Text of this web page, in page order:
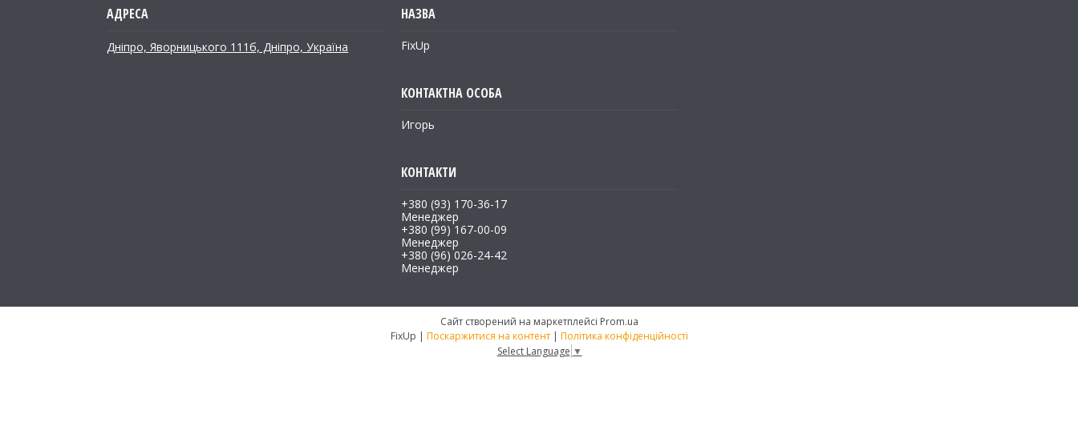
Дніпро, Яворницького 111б, Дніпро, Україна FixUp
Игорь
+380 (93) 170-36-17
Менеджер
+380 (99) 167-00-09
Менеджер
+380 (96) 026-24-42
Менеджер
Сайт створений на маркетплейсі Prom.ua
FixUp | Поскаржитися на контент | Політика конфіденційності
Select Language ▼